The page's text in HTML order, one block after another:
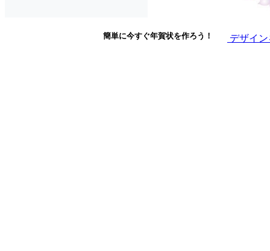
簡単に今すぐ年賀状を作ろう！ デザイ